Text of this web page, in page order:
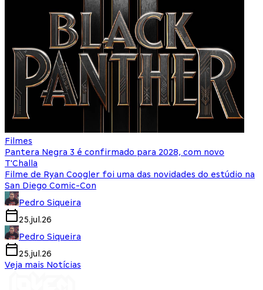
Filmes
Pantera Negra 3 é confirmado para 2028, com novo
T'Challa
Filme de Ryan Coogler foi uma das novidades do estúdio na
San Diego Comic-Con
Pedro Siqueira
25.jul.26
Pedro Siqueira
25.jul.26
Veja mais Notícias